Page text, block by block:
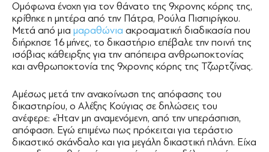
Ομόφωνα ένοχη για τον θάνατο της 9χρονης κόρης της,
κρίθηκε η μητέρα από την Πάτρα, Ρούλα Πισπιρίγκου.
Μετά από μια μαραθώνια ακροαματική διαδικασία που
διήρκησε 16 μήνες, το δικαστήριο επέβαλε την ποινή της
ισόβιας κάθειρξης για την απόπειρα ανθρωποκτονίας
και ανθρωποκτονία της 9χρονης κόρης της Τζωρτζίνας.
Αμέσως μετά την ανακοίνωση της απόφασης του
δικαστηρίου, ο Αλέξης Κούγιας σε δηλώσεις του
ανέφερε: «Ήταν μη αναμενόμενη, από την υπεράσπιση,
απόφαση. Εγώ επιμένω πως πρόκειται για τεράστιο
δικαστικό σκάνδαλο και για μεγάλη δικαστική πλάνη. Είχα